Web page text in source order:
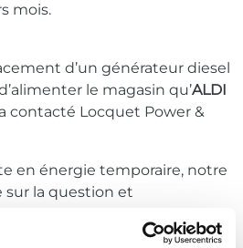
mois.
d’un générateur diesel
le magasin qu’ALDI
a contacté Locquet Power &
en énergie temporaire, notre
sur la question et